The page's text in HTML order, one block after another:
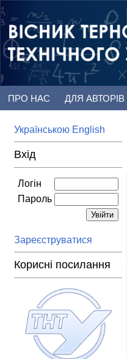
ПРО НАС ДЛЯ АВТОРІВ
Українською English
Вхід
Логін
Пароль
Зареєструватися
Корисні посилання